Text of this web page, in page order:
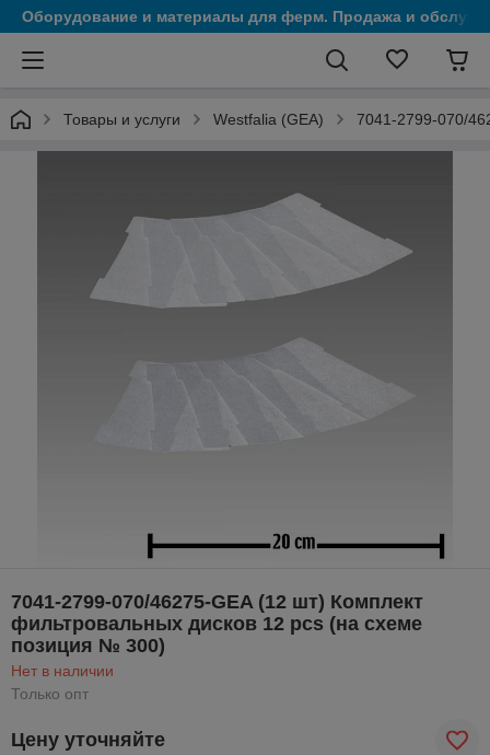
Оборудование и материалы для ферм. Продажа и
Товары и услуги Westfalia (GEA) 7041-2799-070/
7041-2799-070/46275-GEA (12 шт) Комплект
фильтровальных дисков 12 pcs (на схеме
позиция № 300)
Нет в наличии
Только опт
Цену уточняйте